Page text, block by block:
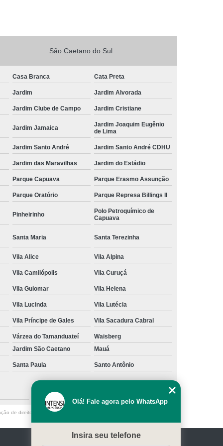
São Caetano do Sul
Casa Branca Cata Preta
Jardim Jardim Alvorada
Jardim Clube de Campo Jardim Cristiane
Jardim Jamaica
Jardim Joaquim Eugênio
de Lima
Jardim Santo André Jardim Santo André CDHU
Jardim das Maravilhas Jardim do Estádio
Parque Capuava Parque Erasmo Assunção
Parque Oratório Parque Represa Billings II
Pinheirinho
Polo Petroquímico de
Capuava
Santa Maria Santa Terezinha
Vila Alice Vila Alpina
Vila Camilópolis Vila Curuçá
Vila Guiomar Vila Helena
Vila Lucinda Vila Lutécia
Vila Príncipe de Gales Vila Sacadura Cabral
Várzea do Tamanduateí
Waisberg
Jardim São Caetano Mauá
Santa Paula Santo Antônio
São Caetano do Sul
de direito autoral – artigo 184 do Código Penal –
Olá! Fale agora pelo WhatsApp
Insira seu telefone